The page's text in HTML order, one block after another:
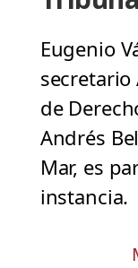
Eugenio
secretario
de
Andrés
Mar, es
instancia.